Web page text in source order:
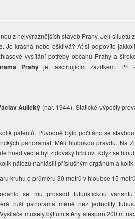
z nejvýraznějších staveb Prahy. Její siluetu
. Je krásná nebo ošklivá? Ať si odpovíte
vysílání potřeby občanů Prahy a
Prahyje fascinujícím zážitkem. Při
Aulický (nar. 1944). Statické výpočty
patentů. Původně bylo počítáno se
panoramat. Měli hlubokou pravdu. Na
hned vedle byl židovský hřbitov. Když se
nálezů nahlásili příslušným orgánům a kolik
kruhu o průměru 30 metrů v hloubce 15
se mu prosadit futuristickou variantu
ruší panorama méně než jednolitý
musely být umístěny alespoň 200 m